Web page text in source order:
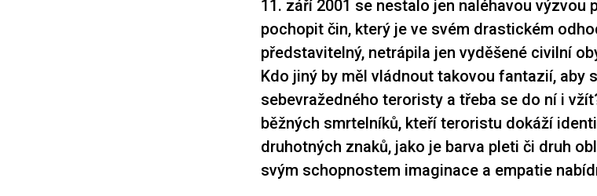
11. září 2001 se nestalo jen naléhavou výzvou
pochopit čin, který je ve svém drastickém
představitelný, netrápila jen vyděšené civilní
Kdo jiný by měl vládnout takovou fantazií, aby
sebevražedného teroristy a třeba se do ní i
běžných smrtelníků, kteří teroristu dokáží
druhotných znaků, jako je barva pleti či druh
svým schopnostem imaginace a empatie